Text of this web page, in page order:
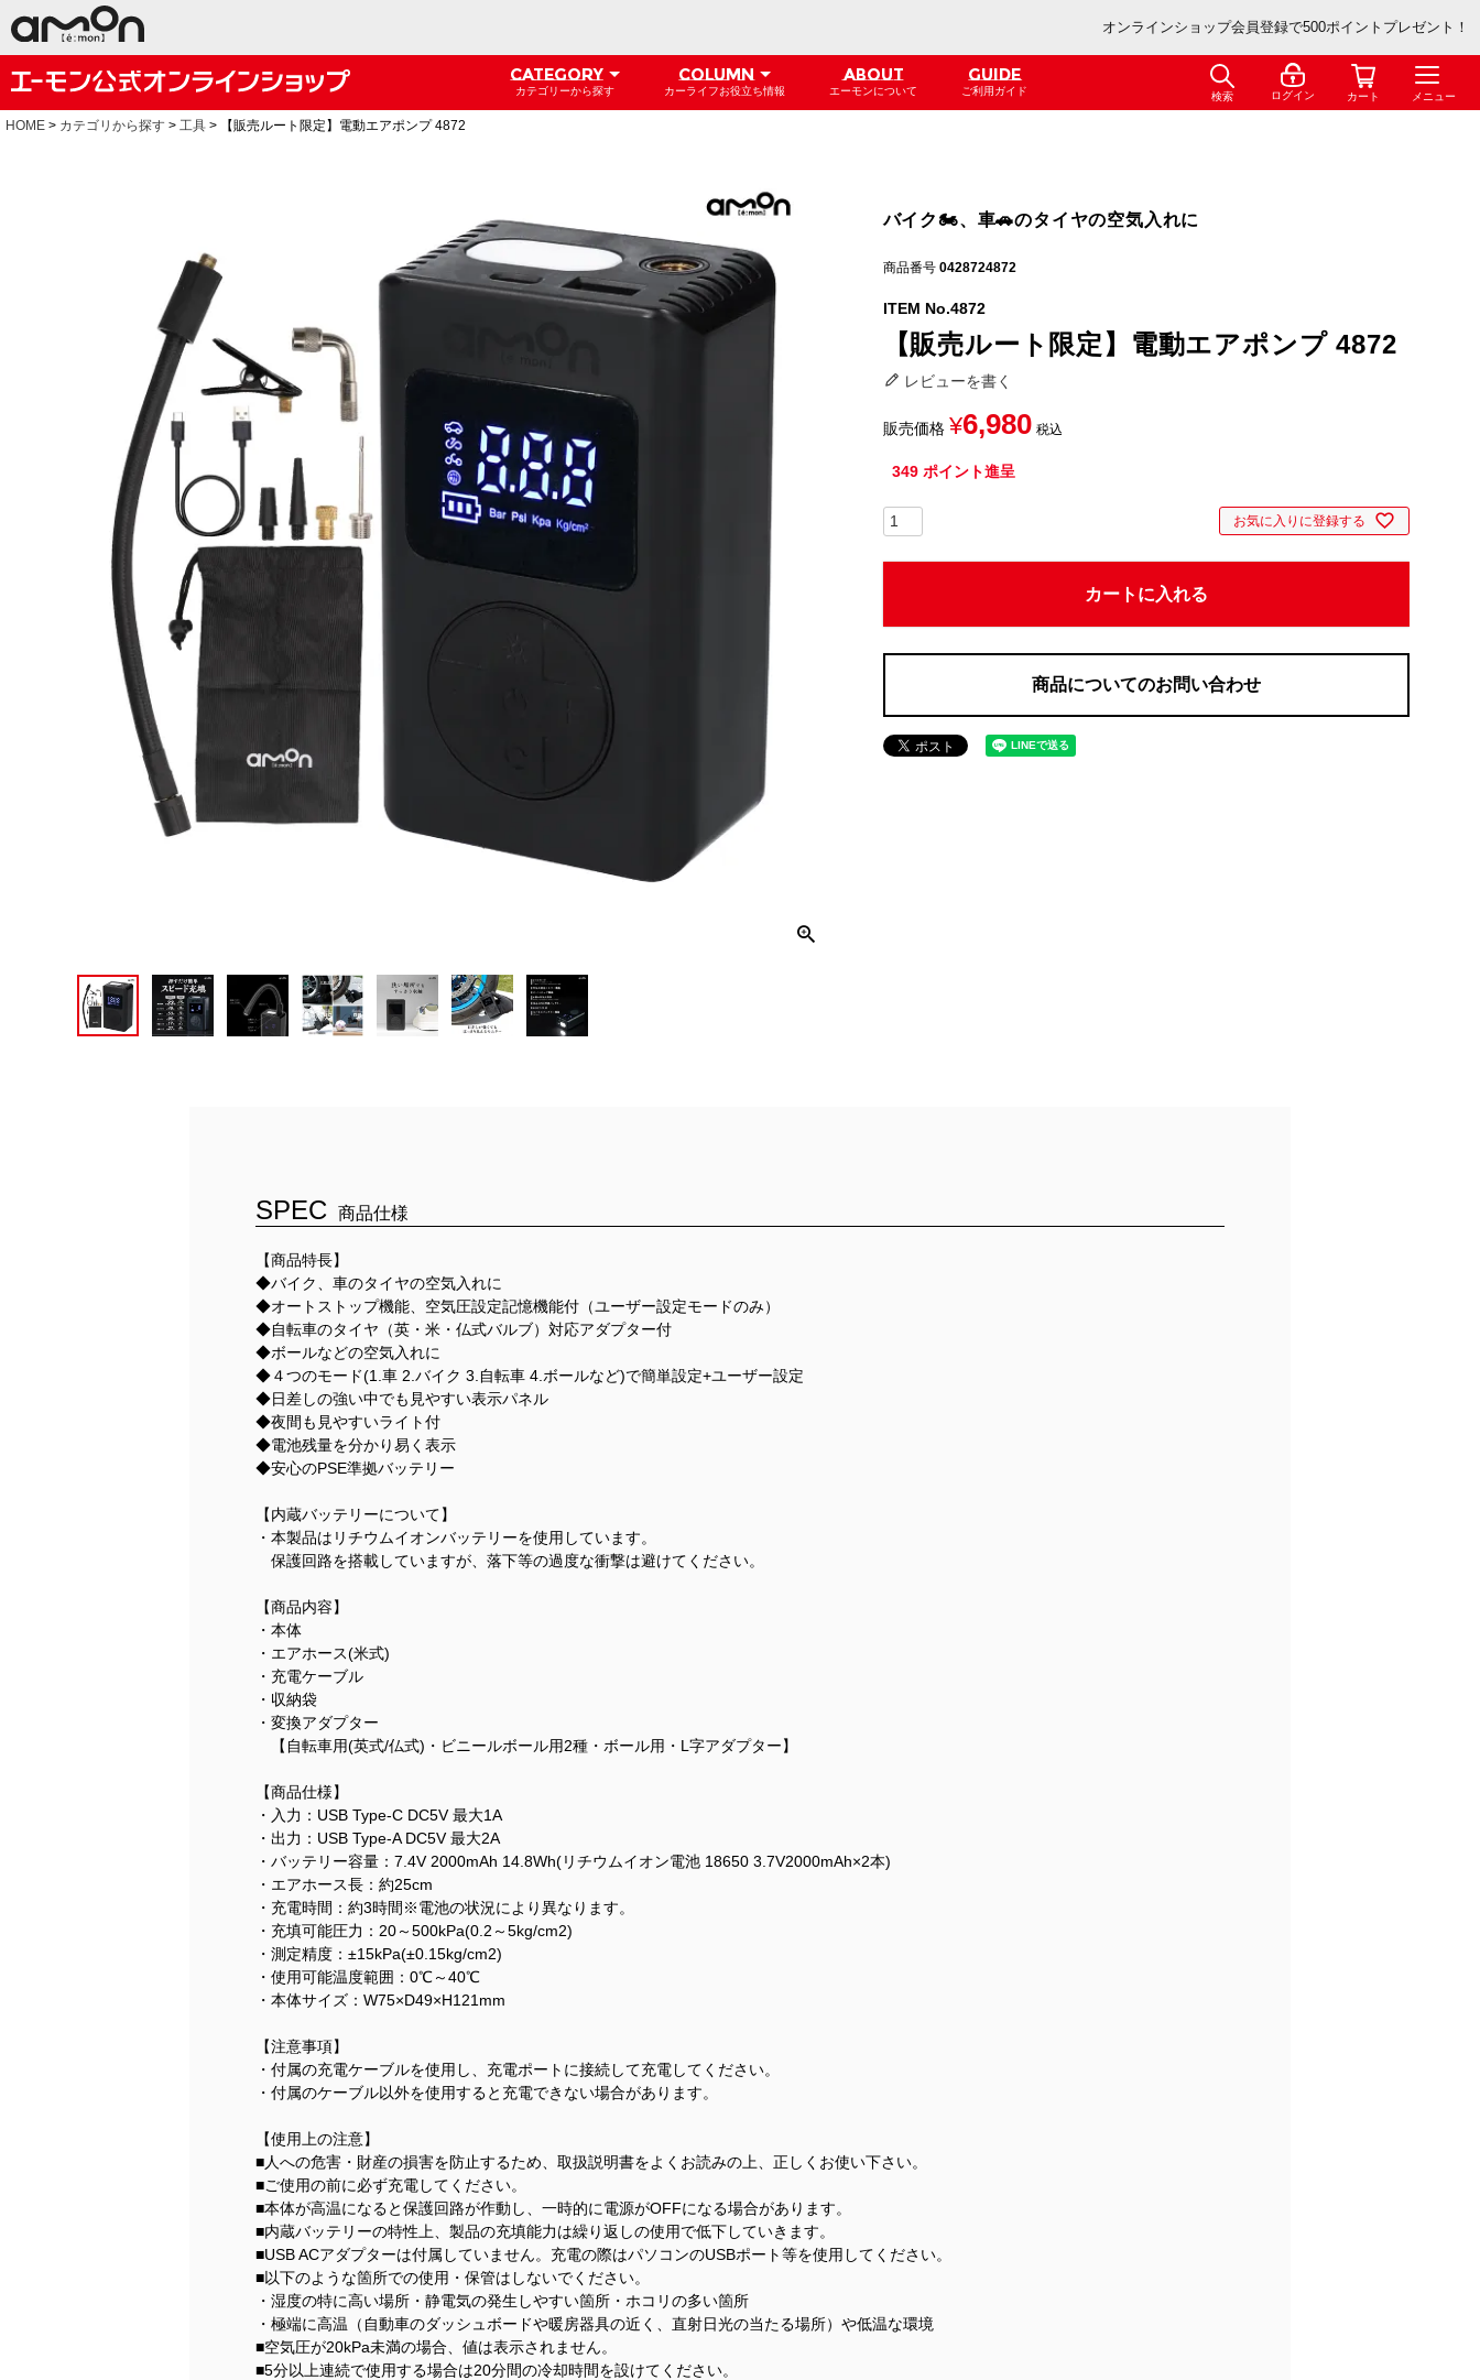
オンラインショップ会員登録で500ポイントプレゼント！
CATEGORY
カテゴリーから探す
COLUMN
カーライフお役立ち情報
ABOUT
エーモンについて
GUIDE
ご利用ガイド 検索 ログイン カート メニュー
HOME カテゴリから探す 工具 【販売ルート限定】電動エアポンプ 4872
バイク🏍、車🚗のタイヤの空気入れに
商品番号 0428724872
ITEM No.4872
【販売ルート限定】電動エアポンプ 4872
レビューを書く
販売価格 ¥6,980 税込
349 ポイント進呈
お気に入りに登録する
カートに入れる
商品についてのお問い合わせ
SPEC 商品仕様
【商品特長】
◆バイク、車のタイヤの空気入れに
◆オートストップ機能、空気圧設定記憶機能付（ユーザー設定モードのみ）
◆自転車のタイヤ（英・米・仏式バルブ）対応アダプター付
◆ボールなどの空気入れに
◆４つのモード(1.車 2.バイク 3.自転車 4.ボールなど)で簡単設定+ユーザー設定
◆日差しの強い中でも見やすい表示パネル
◆夜間も見やすいライト付
◆電池残量を分かり易く表示
◆安心のPSE準拠バッテリー
【内蔵バッテリーについて】
・本製品はリチウムイオンバッテリーを使用しています。
保護回路を搭載していますが、落下等の過度な衝撃は避けてください。
【商品内容】
・本体
・エアホース(米式)
・充電ケーブル
・収納袋
・変換アダプター
【自転車用(英式/仏式)・ビニールボール用2種・ボール用・L字アダプター】
【商品仕様】
・入力：USB Type-C DC5V 最大1A
・出力：USB Type-A DC5V 最大2A
・バッテリー容量：7.4V 2000mAh 14.8Wh(リチウムイオン電池 18650 3.7V2000mAh×2本)
・エアホース長：約25cm
・充電時間：約3時間※電池の状況により異なります。
・充填可能圧力：20～500kPa(0.2～5kg/cm2)
・測定精度：±15kPa(±0.15kg/cm2)
・使用可能温度範囲：0℃～40℃
・本体サイズ：W75×D49×H121mm
【注意事項】
・付属の充電ケーブルを使用し、充電ポートに接続して充電してください。
・付属のケーブル以外を使用すると充電できない場合があります。
【使用上の注意】
■人への危害・財産の損害を防止するため、取扱説明書をよくお読みの上、正しくお使い下さい。
■ご使用の前に必ず充電してください。
■本体が高温になると保護回路が作動し、一時的に電源がOFFになる場合があります。
■内蔵バッテリーの特性上、製品の充填能力は繰り返しの使用で低下していきます。
■USB ACアダプターは付属していません。充電の際はパソコンのUSBポート等を使用してください。
■以下のような箇所での使用・保管はしないでください。
・湿度の特に高い場所・静電気の発生しやすい箇所・ホコリの多い箇所
・極端に高温（自動車のダッシュボードや暖房器具の近く、直射日光の当たる場所）や低温な環境
■空気圧が20kPa未満の場合、値は表示されません。
■5分以上連続で使用する場合は20分間の冷却時間を設けてください。